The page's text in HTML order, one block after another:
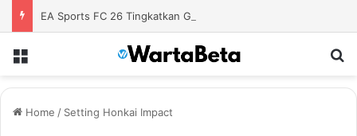
Home / Setting Honkai Impact